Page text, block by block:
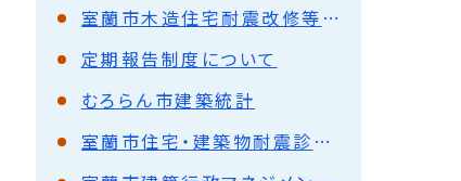
室蘭市木造住宅耐震改修等補助制度
定期報告制度について
むろらん市建築統計
室蘭市住宅・建築物耐震診断補助制度